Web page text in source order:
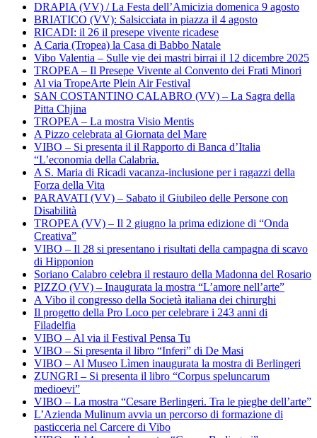
DRAPIA (VV) / La Festa dell’Amicizia domenica 9 agosto
BRIATICO (VV): Salsicciata in piazza il 4 agosto
RICADI: il 26 il presepe vivente ricadese
A Caria (Tropea) la Casa di Babbo Natale
Vibo Valentia – Sulle vie dei mastri birrai il 12 dicembre 2025
TROPEA – Il Presepe Vivente al Convento dei Frati Minori
Al via TropeArte Plein Air Festival
SAN COSTANTINO CALABRO (VV) – La Sagra della
Pitta Chjina
TROPEA – La mostra Visio Mentis
A Pizzo celebrata al Giornata del Mare
VIBO – Si presenta il il Rapporto di Banca d’Italia
“L’economia della Calabria.
A S. Maria di Ricadi vacanza-inclusione per i ragazzi della
Forza della Vita
PARAVATI (VV) – Sabato il Giubileo delle Persone con
Disabilità
TROPEA (VV) – Il 2 giugno la prima edizione di “Onda
Creativa”
VIBO – Il 28 si presentano i risultati della campagna di scavo
di Hipponion
Soriano Calabro celebra il restauro della Madonna del Rosario
PIZZO (VV) – Inaugurata la mostra “L’amore nell’arte”
A Vibo il congresso della Società italiana dei chirurghi
Il progetto della Pro Loco per celebrare i 243 anni di
Filadelfia
VIBO – Al via il Festival Pensa Tu
VIBO – Si presenta il libro “Inferi” di De Masi
VIBO – Al Museo Lìmen inaugurata la mostra di Berlingeri
ZUNGRI – Si presenta il libro “Corpus speluncarum
medioevi”
VIBO – La mostra “Cesare Berlingeri. Tra le pieghe dell’arte”
L’Azienda Mulinum avvia un percorso di formazione di
pasticceria nel Carcere di Vibo